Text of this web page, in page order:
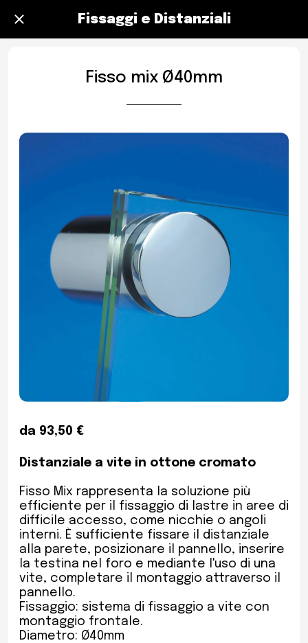
Fissaggi e Distanziali
Fisso mix Ø40mm
da 93,50 €
Distanziale a vite in ottone cromato
Fisso Mix rappresenta la soluzione più
efficiente per il fissaggio di lastre in aree di
difficile accesso, come nicchie o angoli
interni. È sufficiente fissare il distanziale
alla parete, posizionare il pannello, inserire
la testina nel foro e mediante l'uso di una
vite, completare il montaggio attraverso il
pannello.
Fissaggio: sistema di fissaggio a vite con
montaggio frontale.
Diametro: Ø40mm